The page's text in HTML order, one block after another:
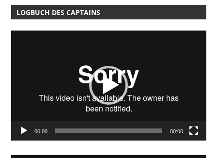
LOGBUCH DES CAPTAINS
00:00 00:00